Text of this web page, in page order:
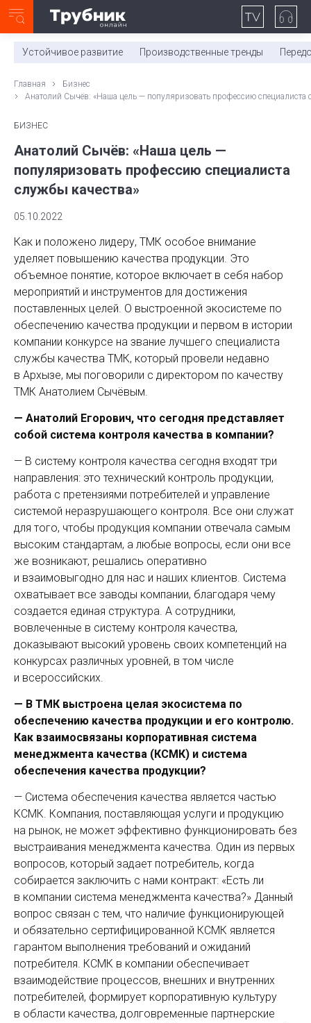
0:00/ 11:03
Устойчивое развитие Производственные тренды
Главная
Бизнес
Анатолий Сычёв: «Наша цель — популяризовать профессию специалиста
БИЗНЕС
Анатолий Сычёв: «Наша цель —
популяризовать профессию специалиста
службы качества»
05.10.2022
Как и положено лидеру, ТМК особое внимание
уделяет повышению качества продукции. Это
объемное понятие, которое включает в себя набор
мероприятий и инструментов для достижения
поставленных целей. О выстроенной экосистеме по
обеспечению качества продукции и первом в истории
компании конкурсе на звание лучшего специалиста
службы качества ТМК, который провели недавно
в Архызе, мы поговорили с директором по качеству
ТМК Анатолием Сычёвым.
— Анатолий Егорович, что сегодня представляет
собой система контроля качества в компании?
— В систему контроля качества сегодня входят три
направления: это технический контроль продукции,
работа с претензиями потребителей и управление
системой неразрушающего контроля. Все они служат
для того, чтобы продукция компании отвечала самым
высоким стандартам, а любые вопросы, если они все
же возникают, решались оперативно
и взаимовыгодно для нас и наших клиентов. Система
охватывает все заводы компании, благодаря чему
создается единая структура. А сотрудники,
вовлеченные в систему контроля качества,
доказывают высокий уровень своих компетенций на
конкурсах различных уровней, в том числе
и всероссийских.
— В ТМК выстроена целая экосистема по
обеспечению качества продукции и его контролю.
Как взаимосвязаны корпоративная система
менеджмента качества (КСМК) и система
обеспечения качества продукции?
— Система обеспечения качества является частью
КСМК. Компания, поставляющая услуги и продукцию
на рынок, не может эффективно функционировать без
выстраи­вания менеджмента качества. Один из первых
вопросов, который задает потребитель, когда
собирается заключить с нами контракт: «Есть ли
в компании система менеджмента качества?» Данный
вопрос ­связан с тем, что наличие функционирующей
и обязательно сертифицированной КСМК является
гарантом выполнения требований и ожиданий
потребителя. КСМК в компании обеспечивает
взаимодействие процессов, внешних и внутренних
потребителей, формирует корпоративную культуру
в области качества, долговременные партнерские